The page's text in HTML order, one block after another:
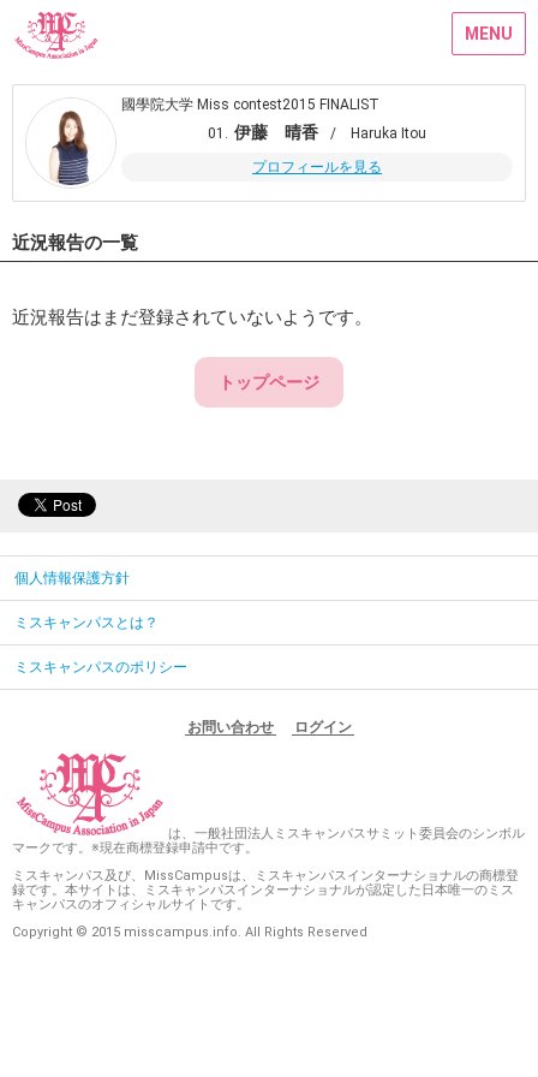
MENU
國學院大学 Miss contest2015 FINALIST
01. 伊藤 晴香
/ Haruka Itou
プロフィールを見る
近況報告の一覧
近況報告はまだ登録されていないようです。
トップページ
個人情報保護方針
ミスキャンパスとは？
ミスキャンパスのポリシー
お問い合わせ ログイン
は、一般社団法人ミスキャンパスサミット委員会のシンボル
マークです。※現在商標登録申請中です。
ミスキャンパス及び、MissCampusは、ミスキャンパスインターナショナルの商標登
録です。本サイトは、ミスキャンパスインターナショナルが認定した日本唯一のミス
キャンパスのオフィシャルサイトです。
Copyright © 2015 misscampus.info. All Rights Reserved